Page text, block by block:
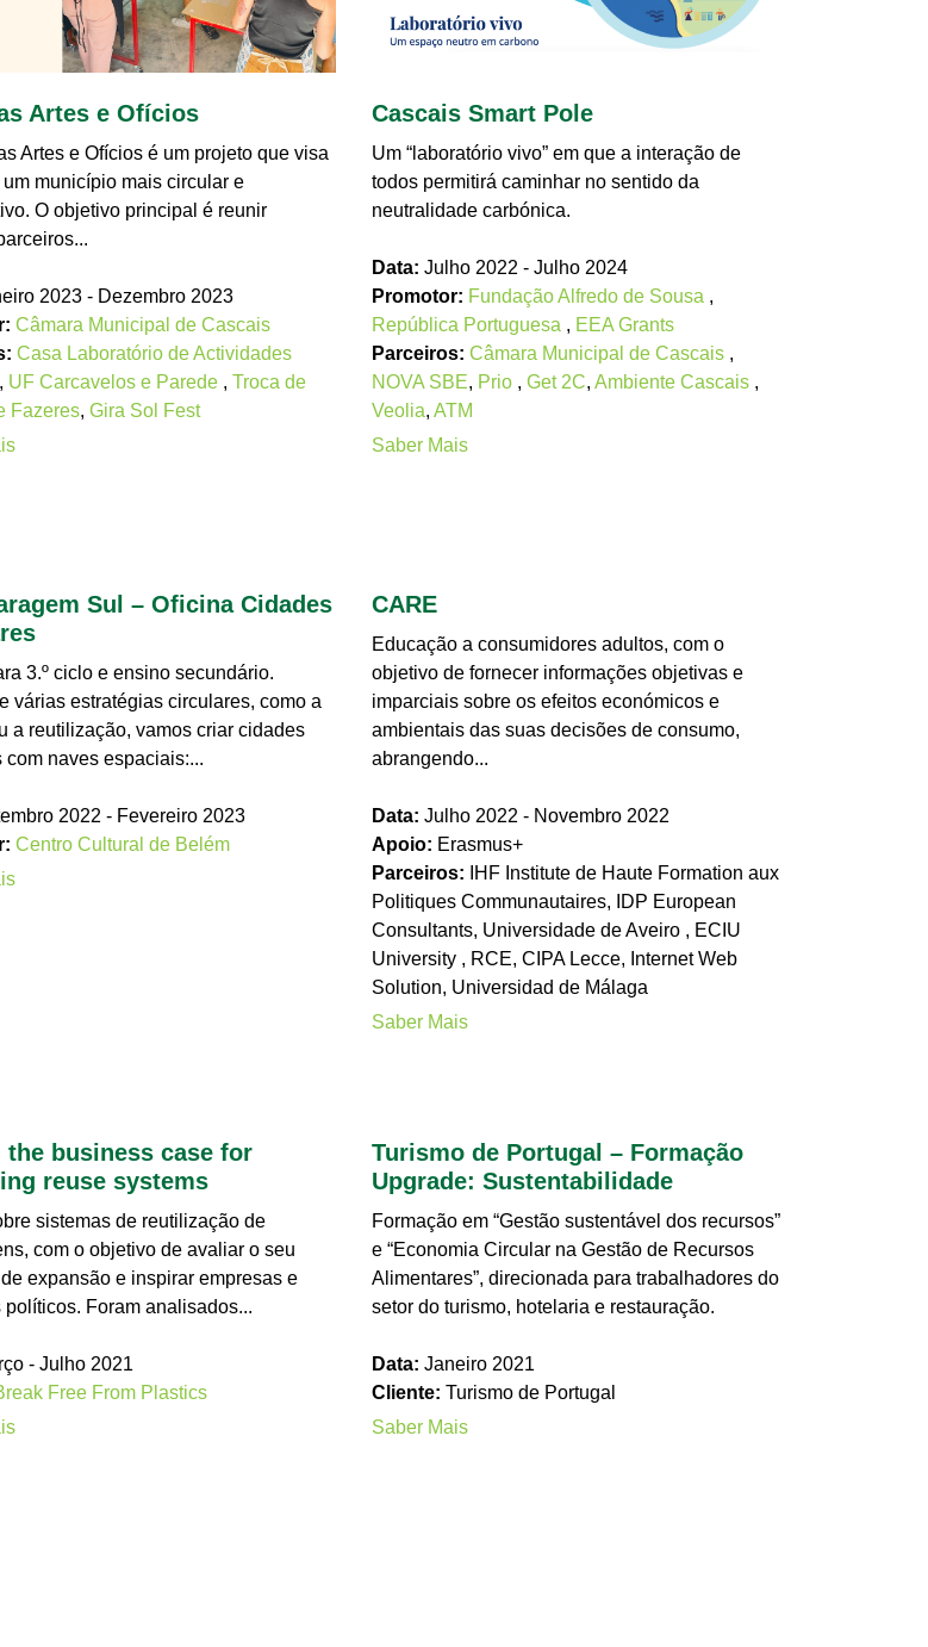
Artes e Ofícios
Artes e Ofícios é um projeto que visa
um município mais circular e
O objetivo principal é reunir
2023 - Dezembro 2023
Câmara Municipal de Cascais
Casa Laboratório de Actividades
, UF Carcavelos e Parede ,Troca de
Fazeres,Gira Sol Fest
Cascais Smart Pole
Um “laboratório vivo” em que a interação de
todos permitirá caminhar no sentido da
neutralidade carbónica.
Data: Julho 2022 - Julho 2024
Promotor: Fundação Alfredo de Sousa ,
República Portuguesa , EEA Grants
Parceiros: Câmara Municipal de Cascais ,
NOVA SBE, Prio , Get 2C, Ambiente Cascais ,
Veolia, ATM
Saber Mais
Sul – Oficina Cidades
3.º ciclo e ensino secundário.
várias estratégias circulares, como a
a reutilização, vamos criar cidades
com naves espaciais:...
2022 - Fevereiro 2023
Centro Cultural de Belém
CARE
Educação a consumidores adultos, com o
objetivo de fornecer informações objetivas e
imparciais sobre os efeitos económicos e
ambientais das suas decisões de consumo,
abrangendo...
Data: Julho 2022 - Novembro 2022
Apoio: Erasmus+
Parceiros:
IHF Institute de Haute Formation aux
Politiques Communautaires,
IDP European
Consultants, Universidade de Aveiro , ECIU
University , RCE, CIPA Lecce, Internet Web
Solution, Universidad de Málaga
Saber Mais
the business case for
reuse systems
sistemas de reutilização de
com o objetivo de avaliar o seu
expansão e inspirar empresas e
políticos. Foram analisados...
- Julho 2021
Free From Plastics
Turismo de Portugal – Formação
Upgrade: Sustentabilidade
Formação em “Gestão sustentável dos recursos”
e “Economia Circular na Gestão de Recursos
Alimentares”, direcionada para trabalhadores do
setor do turismo, hotelaria e restauração.
Data: Janeiro 2021
Cliente: Turismo de Portugal
Saber Mais